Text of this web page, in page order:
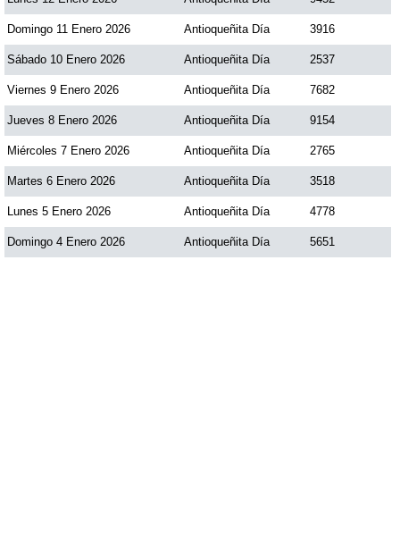
Pick 3 Noche
Pick 4 Día
Pick 4 Noche
Pijao de Oro
Domingo 11 Enero 2026 Antioqueñita Día 3916
Sábado 10 Enero 2026 Antioqueñita Día 2537
Viernes 9 Enero 2026 Antioqueñita Día 7682
Jueves 8 Enero 2026 Antioqueñita Día 9154
Miércoles 7 Enero 2026 Antioqueñita Día 2765
Martes 6 Enero 2026 Antioqueñita Día 3518
Lunes 5 Enero 2026 Antioqueñita Día 4778
Domingo 4 Enero 2026 Antioqueñita Día 5651